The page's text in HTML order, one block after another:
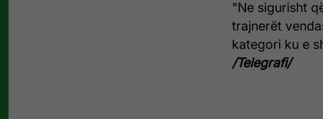
"Ne sigurisht
trajnerët
kategori ku e
/Telegrafi/